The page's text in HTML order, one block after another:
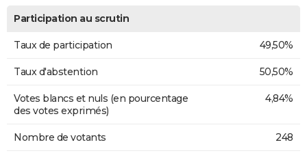
Participation au scrutin
Taux de participation 49,50%
Taux d'abstention 50,50%
Votes blancs et nuls (en pourcentage
des votes exprimés)
4,84%
Nombre de votants 248